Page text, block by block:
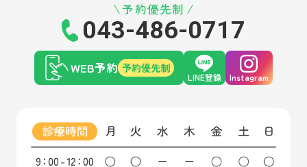
予約優先制
043-486-0717
WEB予約 予約優先制
LINE登録 Instagram